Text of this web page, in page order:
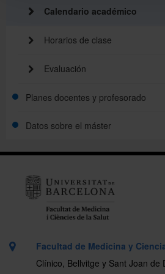
Movilidad
Calendario académico
Horarios de clase
Evaluación
Planes docentes y profesorado
Planes docentes
Profesorado
Datos sobre el máster
Facultad de Medicina y
Clínico, Bellvitge y Sant Joan de